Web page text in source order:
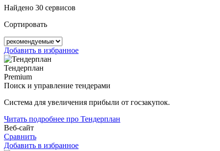
Найдено 30 сервисов
Сортировать
Добавить в избранное
Тендерплан
Premium
Поиск и управление тендерами
Система для увеличения прибыли от госзакупок.
Читать подробнее про Тендерплан
Веб-сайт
Сравнить
Добавить в избранное